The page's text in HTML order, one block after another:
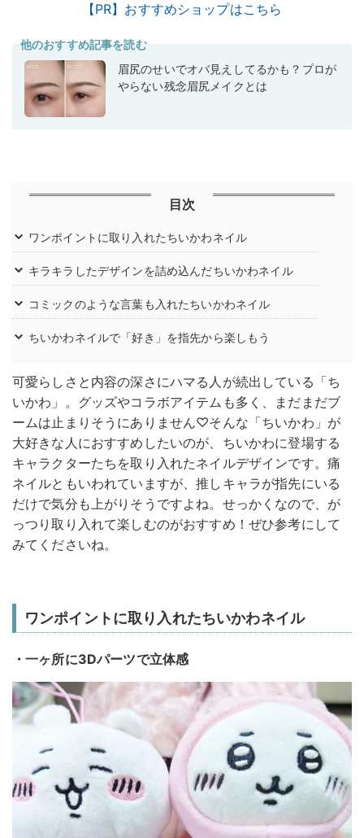
【PR】おすすめショップはこちら
他のおすすめ記事を読む
眉尻のせいでオバ見えしてるかも？プロが
やらない残念眉尻メイクとは
目次
ワンポイントに取り入れたちいかわネイル
キラキラしたデザインを詰め込んだちいかわネイル
コミックのような言葉も入れたちいかわネイル
ちいかわネイルで「好き」を指先から楽しもう
可愛らしさと内容の深さにハマる人が続出している「ち
いかわ」。グッズやコラボアイテムも多く、まだまだブ
ームは止まりそうにありません♡そんな「ちいかわ」が
大好きな人におすすめしたいのが、ちいかわに登場する
キャラクターたちを取り入れたネイルデザインです。痛
ネイルともいわれていますが、推しキャラが指先にいる
だけで気分も上がりそうですよね。せっかくなので、が
っつり取り入れて楽しむのがおすすめ！ぜひ参考にして
みてくださいね。
ワンポイントに取り入れたちいかわネイル
・一ヶ所に3Dパーツで立体感